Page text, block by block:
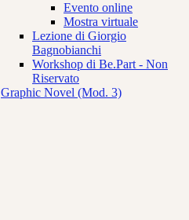
Evento online
Mostra virtuale
Lezione di Giorgio
Bagnobianchi
Workshop di Be.Part - Non
Riservato
Graphic Novel (Mod. 3)